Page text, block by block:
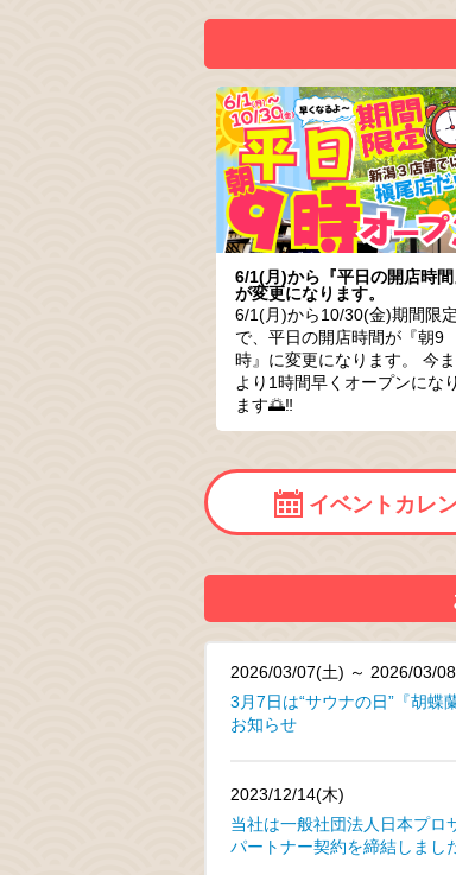
6/1(月)から『平日の開店時間
が変更になります。
6/1(月)から10/30(金)期間限定
で、平日の開店時間が『朝9
時』に変更になります。 今
より1時間早くオープンになり
ます🌅‼
イベントカレ
2026/03/07(土) ～ 2026/03/
3月7日は“サウナの日”『胡蝶
お知らせ
2023/12/14(木)
当社は一般社団法人日本プロ
パートナー契約を締結しまし